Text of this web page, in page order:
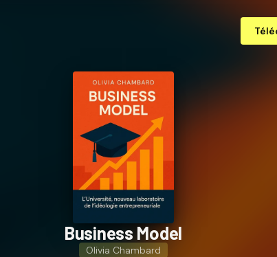
Business Model
Olivia Chambard